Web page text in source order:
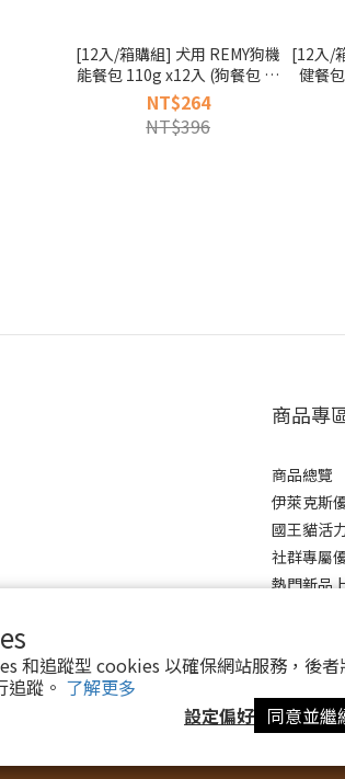
和追蹤型 cookies 以確保網站服務，後者
蹤。 了解更多
設定偏好 同意並繼
[12入/箱購組] 犬用 REMY狗機
能餐包 110g x12入 (狗餐包 保
健 腸胃 皮膚 關節 機能 箱入
組)
NT$264
NT$396
[12入/
健餐
關節
商品專
商品總覽
伊萊克斯
國王貓活
社群專屬
熱門新品